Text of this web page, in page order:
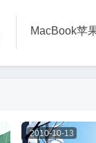
MacBook苹
2010-10-13